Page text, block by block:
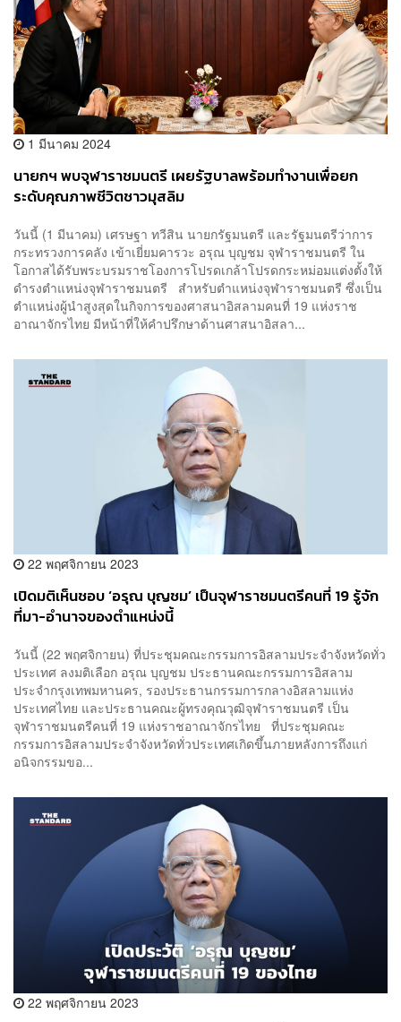
1 มีนาคม 2024
นายกฯ พบจุฬาราชมนตรี เผยรัฐบาลพร้อมทำงานเพื่อยก
ระดับคุณภาพชีวิตชาวมุสลิม
วันนี้ (1 มีนาคม) เศรษฐา ทวีสิน นายกรัฐมนตรี และรัฐมนตรีว่าการ
กระทรวงการคลัง เข้าเยี่ยมคารวะ อรุณ บุญชม จุฬาราชมนตรี ใน
โอกาสได้รับพระบรมราชโองการโปรดเกล้าโปรดกระหม่อมแต่งตั้งให้
ดำรงตำแหน่งจุฬาราชมนตรี สำหรับตำแหน่งจุฬาราชมนตรี ซึ่งเป็น
ตำแหน่งผู้นำสูงสุดในกิจการของศาสนาอิสลามคนที่ 19 แห่งราช
อาณาจักรไทย มีหน้าที่ให้คำปรึกษาด้านศาสนาอิสลา...
22 พฤศจิกายน 2023
เปิดมติเห็นชอบ ‘อรุณ บุญชม’ เป็นจุฬาราชมนตรีคนที่ 19 รู้จัก
ที่มา-อำนาจของตำแหน่งนี้
วันนี้ (22 พฤศจิกายน) ที่ประชุมคณะกรรมการอิสลามประจำจังหวัดทั่ว
ประเทศ ลงมติเลือก อรุณ บุญชม ประธานคณะกรรมการอิสลาม
ประจำกรุงเทพมหานคร, รองประธานกรรมการกลางอิสลามแห่ง
ประเทศไทย และประธานคณะผู้ทรงคุณวุฒิจุฬาราชมนตรี เป็น
จุฬาราชมนตรีคนที่ 19 แห่งราชอาณาจักรไทย ที่ประชุมคณะ
กรรมการอิสลามประจำจังหวัดทั่วประเทศเกิดขึ้นภายหลังการถึงแก่
อนิจกรรมขอ...
22 พฤศจิกายน 2023